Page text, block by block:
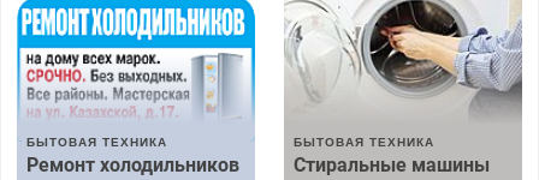
гарантией. Все р-ны.
Срочно. Без выходных.
Пенсионерам – скидки до
40%. Мастер со стажем.
Недорого.
БЫТОВАЯ ТЕХНИКА
Ремонт холодильников
БЫТОВАЯ ТЕХНИКА
Стиральные машины